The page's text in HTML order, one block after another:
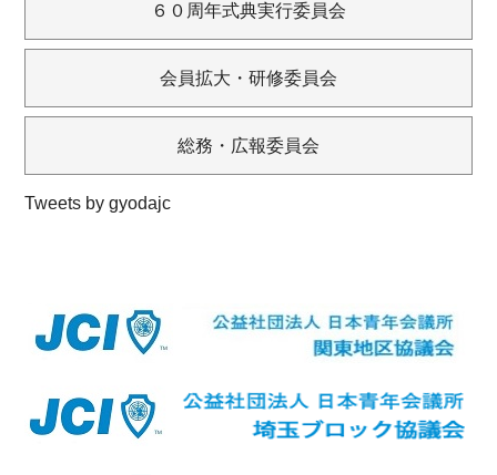
６０周年式典実行委員会
会員拡大・研修委員会
総務・広報委員会
Tweets by gyodajc